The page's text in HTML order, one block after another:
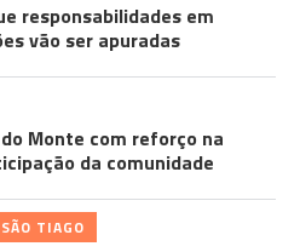
responsabilidades em
vão ser apuradas
Monte com reforço na
da comunidade
TIAGO